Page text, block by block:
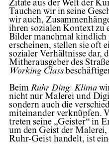
Zitate aus der Welt der
Tauchen wir in seine
wir auch,
ihren sozialen Kontext zu
Bilder manchmal kindlich
erscheinen, stellen sie oft
sozialer Verhältnisse dar,
Mitherausgeber des
Working Class
BeimRuhr Ding: Klima
nicht nur Malerei und
sondern auch die
miteinander verknüpfen.
treten seine „Geister“ in
um den Geist der
Ruhr-Geist handelt, ist